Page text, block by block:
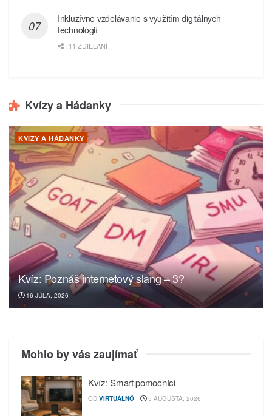
Inkluzívne vzdelávanie s využitím digitálnych
technológií
11 ZDIEĽANÍ
Kvízy a Hádanky
KVÍZY A HÁDANKY
Kvíz: Poznáš internetový slang – 3?
16 JÚLA, 2026
Mohlo by vás zaujímať
Kvíz: Smart pomocníci
OD VIRTUÁLNÔ 5 AUGUSTA, 2026